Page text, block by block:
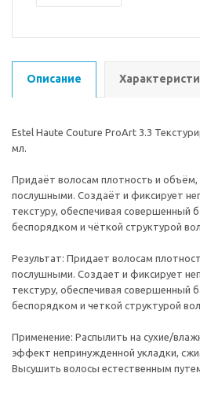
Описание
Estel Haute Couture ProArt 3.3
мл.
Придаёт волосам плотность и объём,
послушными. Создаёт и фиксирует
текстуру, обеспечивая совершенный
беспорядком и чёткой структурой
Результат: Придает волосам
послушными. Создает и фиксирует
текстуру, обеспечивая совершенный
беспорядком и четкой структурой
Применение: Распылить на сухие/
эффект непринужденной укладки,
Высушить волосы естественным